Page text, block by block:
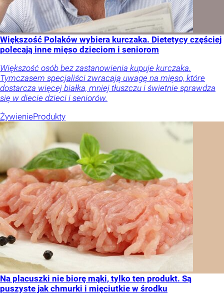
Większość Polaków wybiera kurczaka. Dietetycy częściej
polecają inne mięso dzieciom i seniorom
Większość osób bez zastanowienia kupuje kurczaka.
Tymczasem specjaliści zwracają uwagę na mięso, które
dostarcza więcej białka, mniej tłuszczu i świetnie sprawdza
się w diecie dzieci i seniorów.
ŻywienieProdukty
Na placuszki nie biorę mąki, tylko ten produkt. Są
puszyste jak chmurki i mięciutkie w środku